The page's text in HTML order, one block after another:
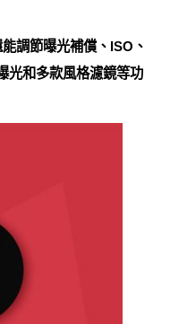
調節曝光補償、ISO、
光和多款風格濾鏡等功